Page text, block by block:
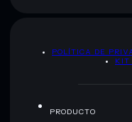
POLÍTICA DE
KIT
PRODUCTO